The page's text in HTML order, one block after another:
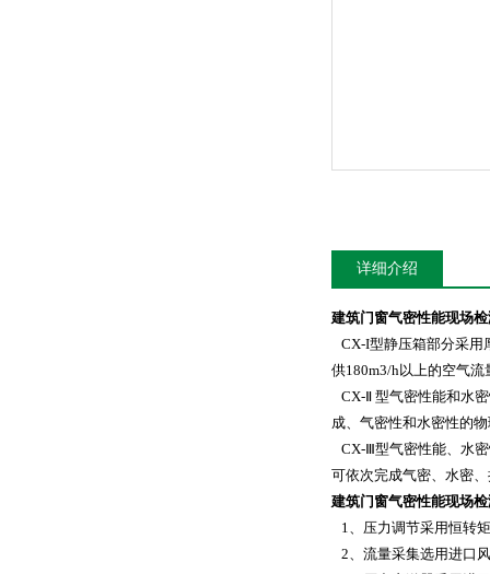
详细介绍
建筑门窗气密性能现场
CX-I型静压箱部分采用
供180m3/h以上的空气
CX-Ⅱ 型气密性能和水
成、气密性和水密性的
CX-Ⅲ型气密性能、水
可依次完成气密、水密
建筑门窗气密性能现场
1、压力调节采用恒转
2、流量采集选用进口